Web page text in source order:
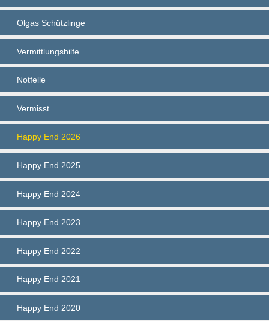
Olgas Schützlinge
Vermittlungshilfe
Notfelle
Vermisst
Happy End 2026
Happy End 2025
Happy End 2024
Happy End 2023
Happy End 2022
Happy End 2021
Happy End 2020